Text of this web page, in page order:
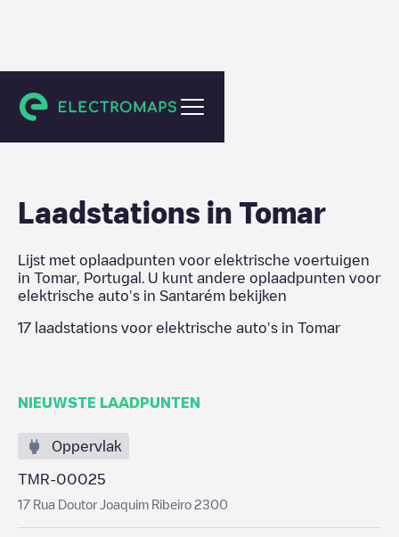
Santarém
Laadstations in Tomar
Lijst met oplaadpunten voor elektrische voertuigen
in Tomar, Portugal
. U kunt andere oplaadpunten voor
elektrische auto's in Santarém bekijken
17 laadstations voor elektrische auto's in Tomar
NIEUWSTE LAADPUNTEN
Oppervlak
TMR-00025
17 Rua Doutor Joaquim Ribeiro 2300